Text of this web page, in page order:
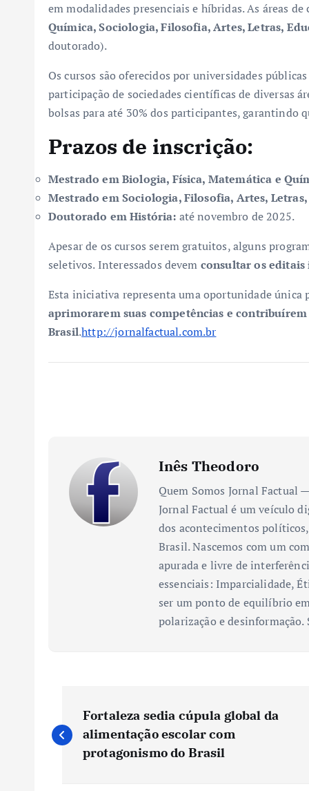
em modalidades presenciais e híbridas. As áreas
Química, Sociologia, Filosofia, Artes, Letras,
doutorado).
Os cursos são oferecidos por universidades
participação de sociedades científicas de diversas
bolsas para até 30% dos participantes, garantindo
Prazos de inscrição:
Mestrado em Biologia, Física, Matemática e
Mestrado em Sociologia, Filosofia, Artes,
Doutorado em História: até novembro de 2025.
Apesar de os cursos serem gratuitos, alguns
seletivos. Interessados devem consultar os
Esta iniciativa representa uma oportunidade única
aprimorarem suas competências e
Brasil.http://jornalfactual.com.br
Inês Theodoro
Quem Somos Jornal Factual
Jornal Factual é um veículo
dos acontecimentos
Brasil. Nascemos com um
apurada e livre de
essenciais: Imparcialidade,
ser um ponto de equilíbrio
polarização e
a
Fortaleza sedia cúpula global da
alimentação escolar com
protagonismo do Brasil